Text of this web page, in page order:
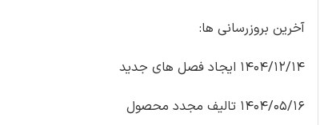
آخرین بروزرسانی ها:
1404/12/14 ایجاد فصل های جدید
1404/05/16 تالیف مجدد محصول